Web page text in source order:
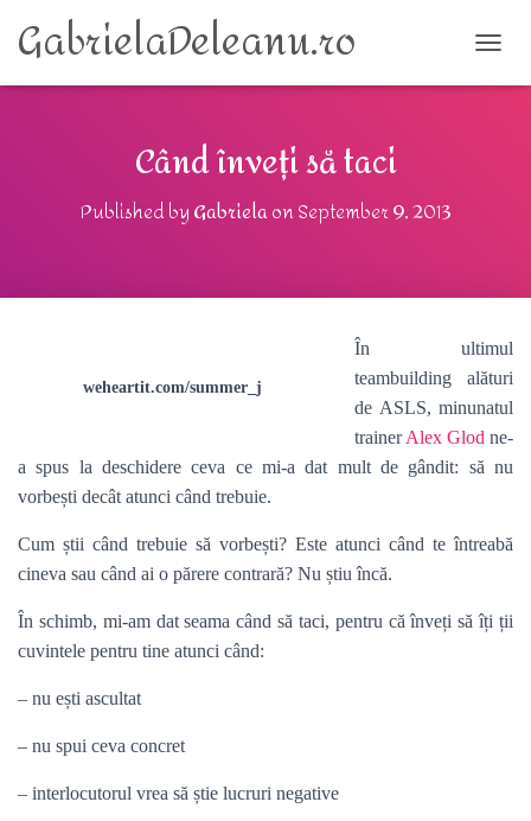
GabrielaDeleanu.ro
Când înveți să taci
Published byGabrielaonSeptember 9, 2013
weheartit.com/summer_j
În ultimul
teambuilding alături
de ASLS, minunatul
trainerAlex Glod ne-
a spus la deschidere ceva ce mi-a dat mult de gândit: să nu
vorbești decât atunci când trebuie.
Cum știi când trebuie să vorbești? Este atunci când te întreabă
cineva sau când ai o părere contrară? Nu știu încă.
În schimb, mi-am dat seama când să taci, pentru că înveți să îți ții
cuvintele pentru tine atunci când:
– nu ești ascultat
– nu spui ceva concret
– interlocutorul vrea să știe lucruri negative